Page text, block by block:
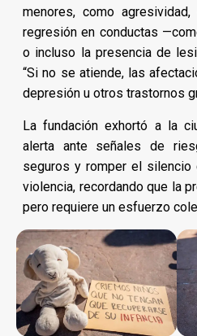
menores, como
regresión en conductas
o incluso la presencia de
“Si no se atiende, las
depresión u otros trastornos
La fundación exhortó a la
alerta ante señales de
seguros y romper el
violencia, recordando que la
pero requiere un esfuerzo